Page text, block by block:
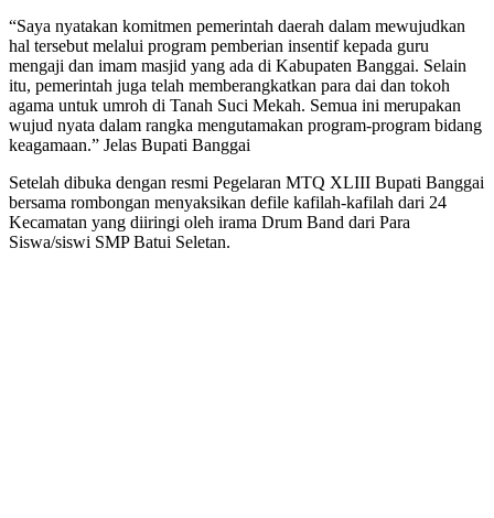
“Saya nyatakan komitmen pemerintah daerah dalam mewujudkan
hal tersebut melalui program pemberian insentif kepada guru
mengaji dan imam masjid yang ada di Kabupaten Banggai. Selain
itu, pemerintah juga telah memberangkatkan para dai dan tokoh
agama untuk umroh di Tanah Suci Mekah. Semua ini merupakan
wujud nyata dalam rangka mengutamakan program-program bidang
keagamaan.” Jelas Bupati Banggai
Setelah dibuka dengan resmi Pegelaran MTQ XLIII Bupati Banggai
bersama rombongan menyaksikan defile kafilah-kafilah dari 24
Kecamatan yang diiringi oleh irama Drum Band dari Para
Siswa/siswi SMP Batui Seletan.